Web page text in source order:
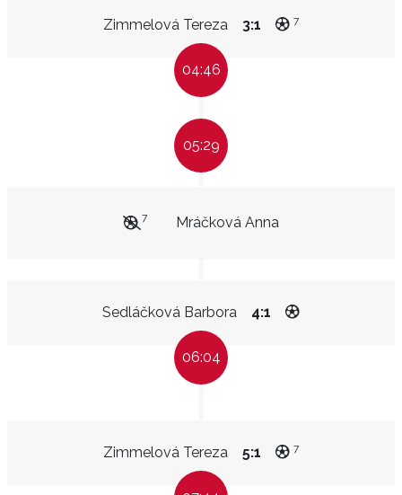
Zimmelová Tereza 3:1 7
04:46
05:29
Mráčková Anna
7
Sedláčková Barbora 4:1
06:04
Zimmelová Tereza 5:1 7